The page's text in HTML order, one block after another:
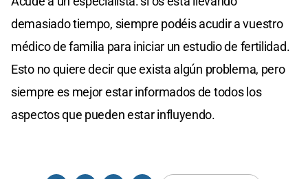
demasiado tiempo, siempre podéis acudir a vuestro
médico de familia para iniciar un estudio de fertilidad.
Esto no quiere decir que exista algún problema, pero
siempre es mejor estar informados de todos los
aspectos que pueden estar influyendo.